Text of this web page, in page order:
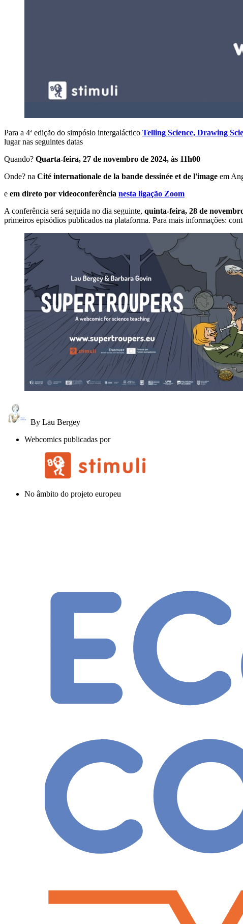
Para a 4ª edição do simpósio intergaláctico Telling Science, Drawing
lugar nas seguintes datas
Quando? Quarta-feira, 27 de novembro de 2024, às 11h00
Onde? na Cité internationale de la bande dessinée et de l'image em
e em direto por videoconferência nesta ligação Zoom
A conferência será seguida no dia seguinte, quinta-feira, 28 de
primeiros episódios publicados na plataforma. Para mais informações:
By Lau Bergey
Webcomics publicadas por
No âmbito do projeto europeu